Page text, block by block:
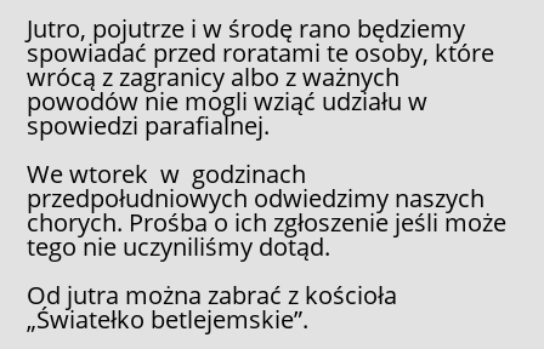
Jutro, pojutrze i w środę rano będziemy
spowiadać przed roratami te osoby, które
wrócą z zagranicy albo z ważnych
powodów nie mogli wziąć udziału w
spowiedzi parafialnej.
We wtorek w godzinach
przedpołudniowych odwiedzimy naszych
chorych. Prośba o ich zgłoszenie jeśli może
tego nie uczyniliśmy dotąd.
Od jutra można zabrać z kościoła
„Światełko betlejemskie”.